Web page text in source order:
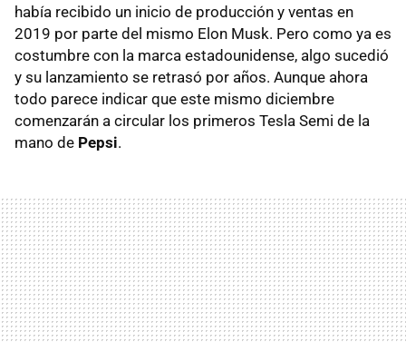
había recibido un inicio de producción y ventas en
2019 por parte del mismo Elon Musk. Pero como ya es
costumbre con la marca estadounidense, algo sucedió
y su lanzamiento se retrasó por años. Aunque ahora
todo parece indicar que este mismo diciembre
comenzarán a circular los primeros Tesla Semi de la
mano de Pepsi.